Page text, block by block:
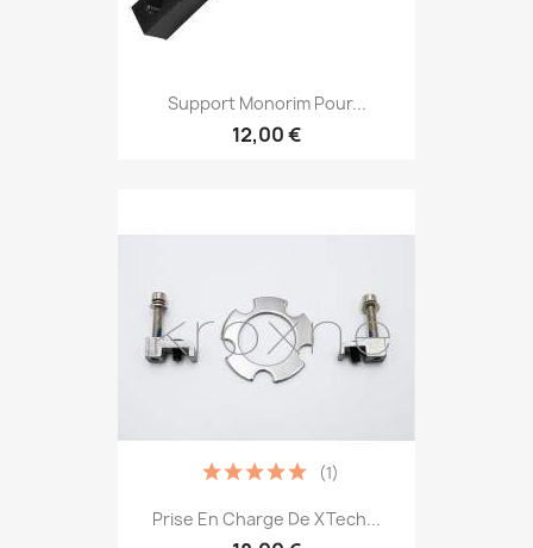
Support Monorim Pour...
12,00 €
Prise En Charge De XTech...
(1)